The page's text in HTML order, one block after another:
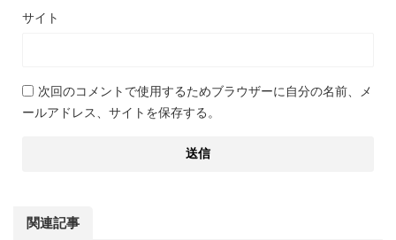
サイト
次回のコメントで使用するためブラウザーに自分の名前、メ
ールアドレス、サイトを保存する。
関連記事